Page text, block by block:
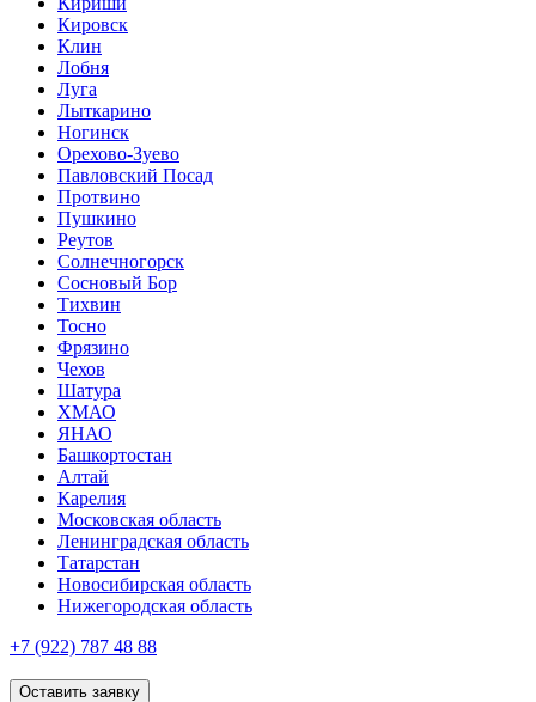
Кировск
Клин
Лобня
Луга
Лыткарино
Ногинск
Орехово-Зуево
Павловский Посад
Протвино
Пушкино
Реутов
Солнечногорск
Сосновый Бор
Тихвин
Тосно
Фрязино
Чехов
Шатура
ХМАО
ЯНАО
Башкортостан
Алтай
Карелия
Московская область
Ленинградская область
Татарстан
Новосибирская область
Нижегородская область
+7 (922) 787 48 88
Оставить заявку